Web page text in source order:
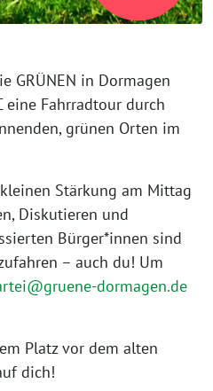
GRÜNEN in Dormagen
eine Fahrradtour durch
grünen Orten im
Stärkung am Mittag
Diskutieren und
Bürger*innen sind
– auch du! Um
dormagen.de
Platz vor dem alten
dich!